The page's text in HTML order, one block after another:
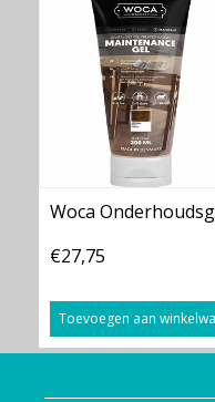
Woca
€27,75
Toevoegen aan